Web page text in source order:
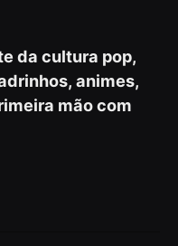
da cultura pop,
animes,
mão com